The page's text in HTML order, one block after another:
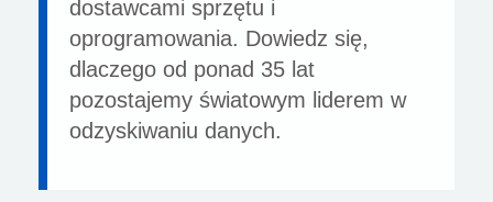
dostawcami sprzętu i
oprogramowania. Dowiedz się,
dlaczego od ponad 35 lat
pozostajemy światowym liderem w
odzyskiwaniu danych.